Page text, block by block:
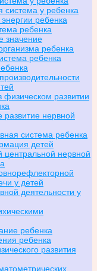
система у ребенка
ребенка
ребенка
значение
ребенка
ребенка
развитии
нервной
система ребенка
детей
центральной нервной
у детей
деятельности у
ребенка
ребенка
развития